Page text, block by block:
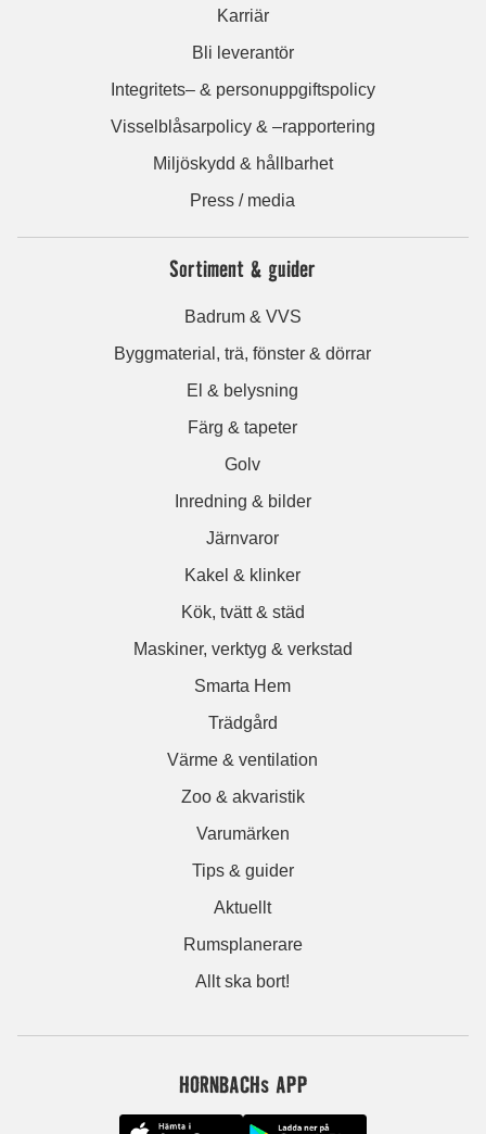
Karriär
Bli leverantör
Integritets– & personuppgiftspolicy
Visselblåsarpolicy & –rapportering
Miljöskydd & hållbarhet
Press / media
Sortiment & guider
Badrum & VVS
Byggmaterial, trä, fönster & dörrar
El & belysning
Färg & tapeter
Golv
Inredning & bilder
Järnvaror
Kakel & klinker
Kök, tvätt & städ
Maskiner, verktyg & verkstad
Smarta Hem
Trädgård
Värme & ventilation
Zoo & akvaristik
Varumärken
Tips & guider
Aktuellt
Rumsplanerare
Allt ska bort!
HORNBACHs APP